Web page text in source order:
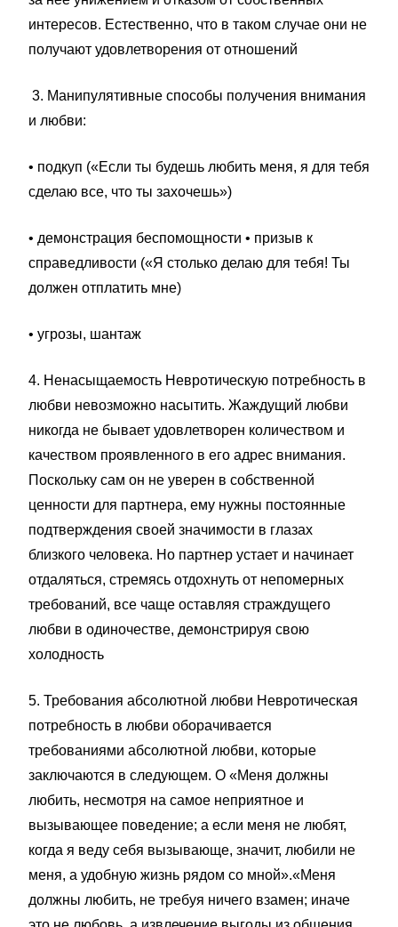
интересов. Естественно, что в таком случае они не
получают удовлетворения от отношений
3. Манипулятивные способы получения внимания
и любви:
• подкуп («Если ты будешь любить меня, я для тебя
сделаю все, что ты захочешь»)
• демонстрация беспомощности • призыв к
справедливости («Я столько делаю для тебя! Ты
должен отплатить мне)
• угрозы, шантаж
4. Ненасыщаемость Невротическую потребность в
любви невозможно насытить. Жаждущий любви
никогда не бывает удовлетворен количеством и
качеством проявленного в его адрес внимания.
Поскольку сам он не уверен в собственной
ценности для партнера, ему нужны постоянные
подтверждения своей значимости в глазах
близкого человека. Но партнер устает и начинает
отдаляться, стремясь отдохнуть от непомерных
требований, все чаще оставляя страждущего
любви в одиночестве, демонстрируя свою
холодность
5. Требования абсолютной любви Невротическая
потребность в любви оборачивается
требованиями абсолютной любви, которые
заключаются в следующем. О «Меня должны
любить, несмотря на самое неприятное и
вызывающее поведение; а если меня не любят,
когда я веду себя вызывающе, значит, любили не
меня, а удобную жизнь рядом со мной».«Меня
должны любить, не требуя ничего взамен; иначе